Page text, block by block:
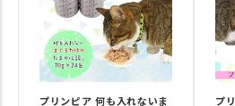
プリンピア 何も入れないま
プ